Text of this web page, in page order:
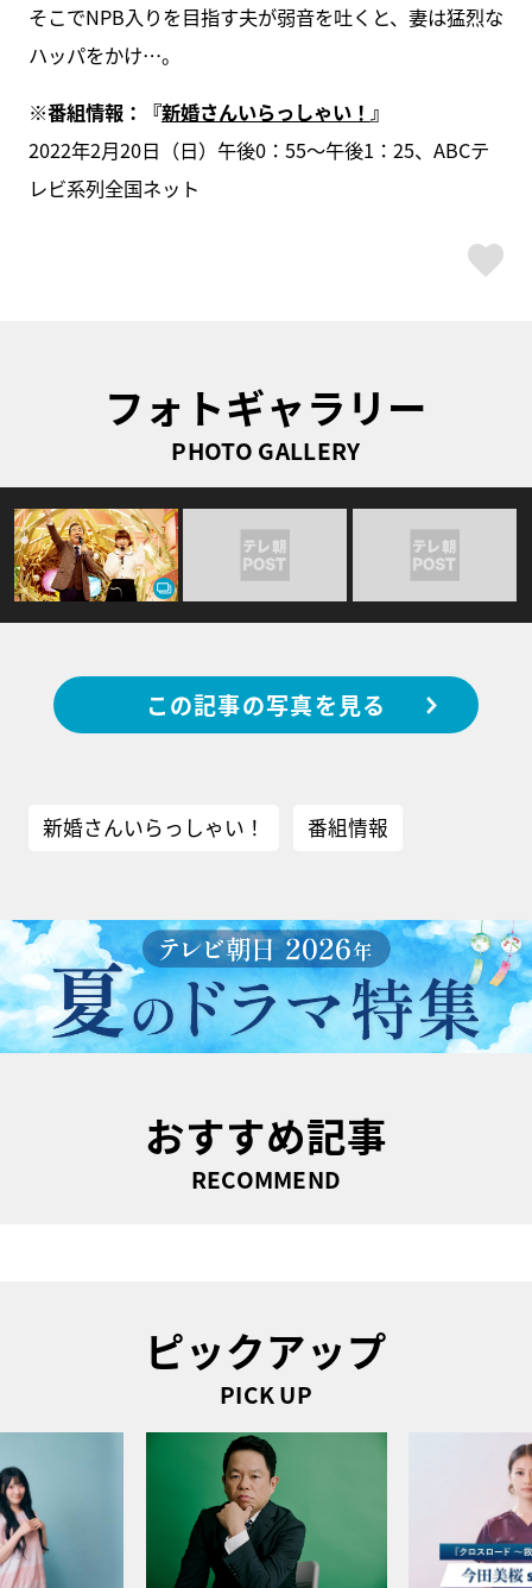
そこでNPB入りを目指す夫が弱音を吐くと、妻は猛烈な
ハッパをかけ…。
※番組情報：『新婚さんいらっしゃい！ 』
2022年2月20日（日）午後0：55～午後1：25、ABCテ
レビ系列全国ネット
フォトギャラリー
PHOTO GALLERY
この記事の写真を見る
新婚さんいらっしゃい！ 番組情報
おすすめ記事
RECOMMEND
ピックアップ
PICK UP